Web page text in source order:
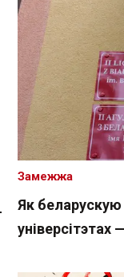
Спасылка без
Як
універсітэтах
Замежжа